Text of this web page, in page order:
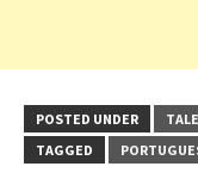
POSTED UNDER
TAGGED